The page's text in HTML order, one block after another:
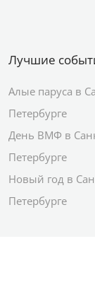
Лучшие
Алые паруса в
Петербурге
День ВМФ в
Петербурге
Новый год в
Петербурге